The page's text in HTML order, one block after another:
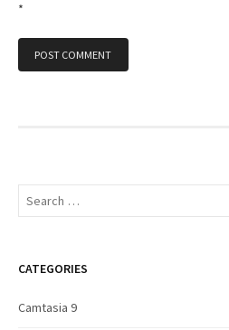
*
S
c
f
CATEGORIES
Camtasia 9